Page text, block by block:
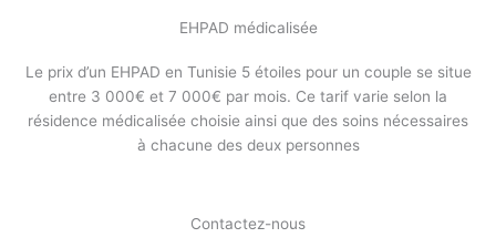
EHPAD médicalisée
Le prix d’un EHPAD en Tunisie 5 étoiles pour un couple se situe
entre 3 000€ et 7 000€ par mois. Ce tarif varie selon la
résidence médicalisée choisie ainsi que des soins nécessaires
à chacune des deux personnes
Contactez-nous